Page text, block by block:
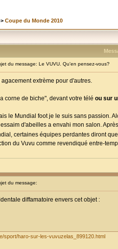
Coupe du Monde 2010
du message: Le VUVU. Qu'en pensez-vous?
extrème pour d'autres.
corne de biche", devant votre télé ou sur
le Mundial foot je le suis sans passion.
d'abeilles a envahi mon salon.
certaines équipes perdantes diront
du Vuvu comme revendiqué entre-
du message:
diffamatoire envers cet objet :
sport/haro-sur-les-vuvuzelas_899120.html